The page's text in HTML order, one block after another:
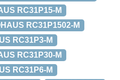
RC31P15-M
RC31P1502-M
RC31P3-M
RC31P30-M
RC31P6-M